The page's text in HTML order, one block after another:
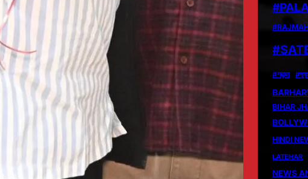
#गढ़वा
BIHAR
HINDI
LATEHAR
NEWS